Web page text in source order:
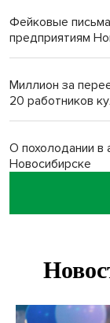
Фейковые
предприятиям
Миллион за
20 работников
О похолодании в
Новосибирске